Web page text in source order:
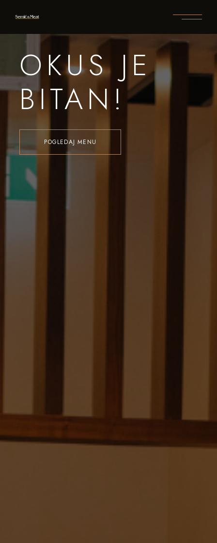
OKUS JE
BITAN!
POGLEDAJ MENU